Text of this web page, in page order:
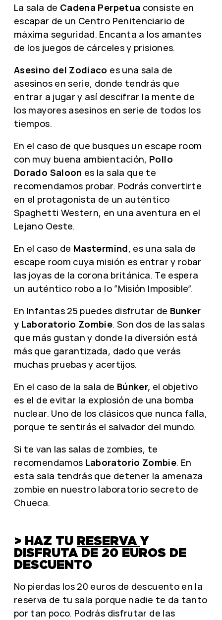
La sala de Cadena Perpetua consiste en
escapar de un Centro Penitenciario de
máxima seguridad. Encanta a los amantes
de los juegos de cárceles y prisiones.
Asesino del Zodiaco es una sala de
asesinos en serie, donde tendrás que
entrar a jugar y así descifrar la mente de
los mayores asesinos en serie de todos los
tiempos.
En el caso de que busques un escape room
con muy buena ambientación, Pollo
Dorado Saloon es la sala que te
recomendamos probar. Podrás convertirte
en el protagonista de un auténtico
Spaghetti Western, en una aventura en el
Lejano Oeste.
En el caso de Mastermind, es una sala de
escape room cuya misión es entrar y robar
las joyas de la corona británica. Te espera
un auténtico robo a lo “Misión Imposible”.
En Infantas 25 puedes disfrutar de Bunker
y Laboratorio Zombie. Son dos de las salas
que más gustan y donde la diversión está
más que garantizada, dado que verás
muchas pruebas y acertijos.
En el caso de la sala de Búnker, el objetivo
es el de evitar la explosión de una bomba
nuclear. Uno de los clásicos que nunca falla,
porque te sentirás el salvador del mundo.
Si te van las salas de zombies, te
recomendamos Laboratorio Zombie. En
esta sala tendrás que detener la amenaza
zombie en nuestro laboratorio secreto de
Chueca.
> HAZ TU RESERVAY
DISFRUTA DE 20 EUROS DE
DESCUENTO
No pierdas los 20 euros de descuento en la
reserva de tu sala porque nadie te da tanto
por tan poco. Podrás disfrutar de las